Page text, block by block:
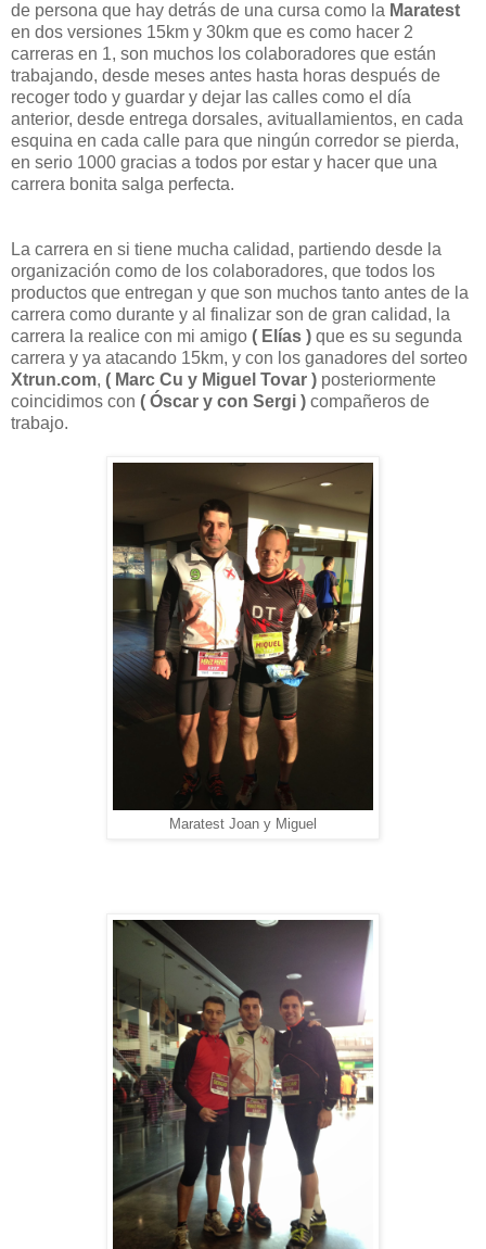
de persona que hay detrás de una cursa como la Maratest
en dos versiones 15km y 30km que es como hacer 2
carreras en 1, son muchos los colaboradores que están
trabajando, desde meses antes hasta horas después de
recoger todo y guardar y dejar las calles como el día
anterior, desde entrega dorsales, avituallamientos, en cada
esquina en cada calle para que ningún corredor se pierda,
en serio 1000 gracias a todos por estar y hacer que una
carrera bonita salga perfecta.
La carrera en si tiene mucha calidad, partiendo desde la
organización como de los colaboradores, que todos los
productos que entregan y que son muchos tanto antes de la
carrera como durante y al finalizar son de gran calidad, la
carrera la realice con mi amigo ( Elías ) que es su segunda
carrera y ya atacando 15km, y con los ganadores del sorteo
Xtrun.com, ( Marc Cu y Miguel Tovar ) posteriormente
coincidimos con ( Óscar y con Sergi ) compañeros de
trabajo.
Maratest Joan y Miguel